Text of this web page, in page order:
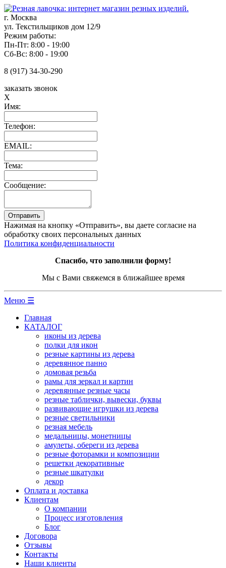
г. Москва
ул. Текстильщиков дом 12/9
Режим работы:
Пн-Пт: 8:00 - 19:00
Сб-Вс: 8:00 - 19:00
8 (917) 34-30-290
заказать звонок
X
Имя:
Телефон:
EMAIL:
Тема:
Сообщение:
Нажимая на кнопку «Отправить», вы даете согласие на
обработку своих персональных данных
Политика конфиденциальности
Спасибо, что заполнили форму!
Мы с Вами свяжемся в ближайшее время
Меню ☰
Главная
КАТАЛОГ
иконы из дерева
полки для икон
резные картины из дерева
деревянное панно
домовая резьба
рамы для зеркал и картин
деревянные резные часы
резные таблички, вывески, буквы
развивающие игрушки из дерева
резные светильники
резная мебель
медальницы, монетницы
амулеты, обереги из дерева
резные фоторамки и композиции
решетки декоративные
резные шкатулки
декор
Оплата и доставка
Клиентам
О компании
Процесс изготовления
Блог
Договора
Отзывы
Контакты
Наши клиенты